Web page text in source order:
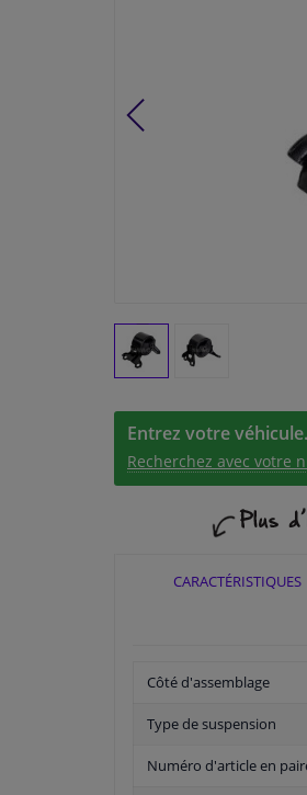
Entrez votre véhicule.
Recherchez avec votre
CARACTÉRISTIQUES
Côté d'assemblage
Type de suspension
Numéro d'article en